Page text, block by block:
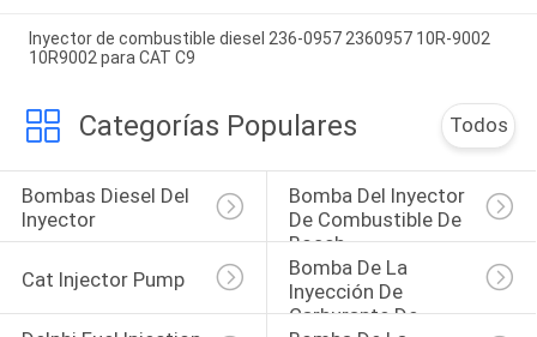
Inyector de combustible diesel 236-0957 2360957 10R-9002
10R9002 para CAT C9
Categorías Populares Todos
Bombas Diesel Del
Inyector
Bomba Del Inyector
De Combustible De
Bosch
Cat Injector Pump
Bomba De La
Inyección De
Carburante De